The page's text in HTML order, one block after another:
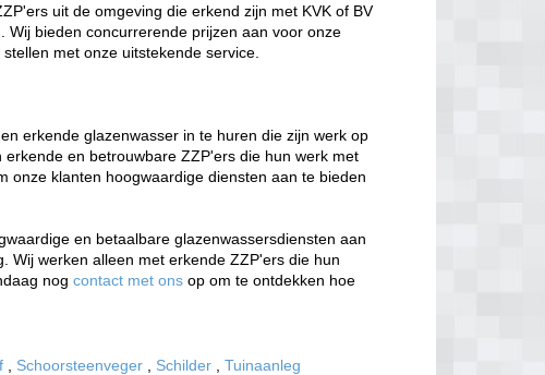
uit de omgeving die erkend zijn met KVK of BV
bieden concurrerende prijzen aan voor onze
met onze uitstekende service.
erkende glazenwasser in te huren die zijn werk op
en betrouwbare ZZP'ers die hun werk met
onze klanten hoogwaardige diensten aan te bieden
en betaalbare glazenwassersdiensten aan
Wij werken alleen met erkende ZZP'ers die hun
nogcontact met onsop om te ontdekken hoe
Schoorsteenveger Schilder ,Tuinaanleg